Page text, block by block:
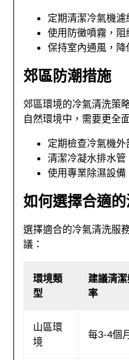
定期清潔冷氣機
使用防黴噴霧，阻
保持室內通風，降
郊區防潮措施
郊區環境的冷氣清洗策
自然環境中，需要更全
定期檢查冷氣機外
清潔冷凝水排水管
使用專業除濕設備
如何選擇合適
選擇適合的冷氣清洗服
議：
環境類
型
建議清
率
山區環
境
每3-4個月